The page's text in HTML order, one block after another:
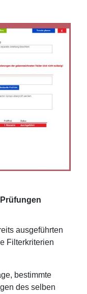
ausgeführten
Filterkriterien
bestimmte
des selben